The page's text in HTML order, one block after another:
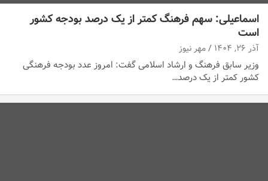
اسماعیلی: سهم فرهنگ کمتر از یک درصد بودجه کشور
است
آذر ۲۶, ۱۴۰۴ مهر نیوز
وزیر سابق فرهنگ و ارشاد اسلامی گفت: امروز عدد بودجه فرهنگی
کشور کمتر از یک درصد…